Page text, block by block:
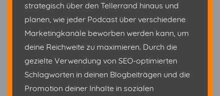
strategisch über den Tellerrand hinaus und
planen, wie jeder Podcast über verschiedene
Marketingkanäle beworben werden kann, um
deine Reichweite zu maximieren. Durch die
gezielte Verwendung von SEO-optimierten
Schlagworten in deinen Blogbeiträgen und die
Promotion deiner Inhalte in sozialen